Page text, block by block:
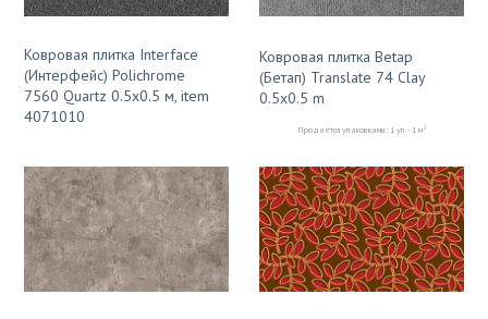
Ковровая плитка Interface
(Интерфейс) Polichrome
7560 Quartz 0.5x0.5 м, item
4071010
Ковровая плитка Betap
(Бетап) Translate 74 Clay
0.5x0.5 m
Продаётся упаковками: 1 уп. - 1 м2